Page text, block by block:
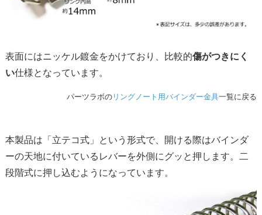
表面にはニッケル鍍金をかけており、比較的傷がつきにく
い仕様となっています。
パーツラボのリングノート用バインダー金具一覧に戻る
本製品は「立テコ式」という形式で、開ける際はバインダ
ーの天地に付いているレバーを外側にグッと押します。二
段階式に押し込むようになっています。